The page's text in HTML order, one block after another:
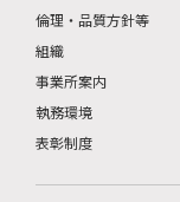
倫理・品質方針等
組織
事業所案内
執務環境
表彰制度